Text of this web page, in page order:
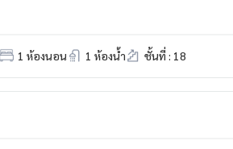
1 ห้องนอน 1 ห้องน้ำ ชั้นที่ : 18